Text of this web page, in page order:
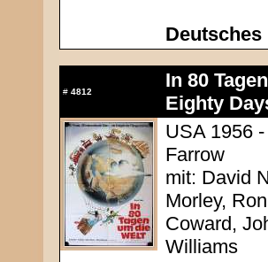
# 4812
In 80
Eighty
USA 1956
Farrow
mit: David
Morley,
Coward,
Williams